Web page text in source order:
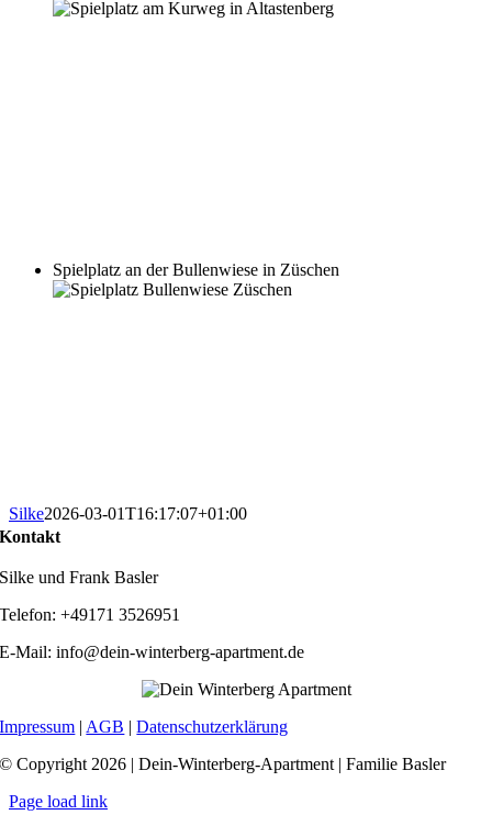
Spielplatz an der Bullenwiese in Züschen
Silke2026-03-01T16:17:07+01:00
Kontakt
Silke und Frank Basler
Telefon: +49171 3526951
E-Mail: info@dein-winterberg-apartment.de
Impressum |AGB |Datenschutzerklärung
© Copyright 2026 | Dein-Winterberg-Apartment | Familie Basler
Page load link